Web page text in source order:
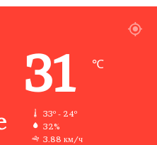
31 ℃
33º - 24º
32%
3.88 км/ч